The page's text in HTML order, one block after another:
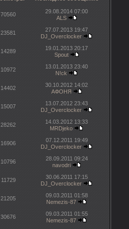
70560
29.08.2014 07:00
ALS
23581
27.07.2013 19:47
DJ_Overclocker
14289
19.01.2013 20:17
Spout
10972
13.01.2013 23:40
N!ck
14402
30.10.2012 14:02
АФОНЯ
15007
13.07.2012 23:43
DJ_Overclocker
28262
14.03.2012 13:33
MRDjeko
16906
07.12.2011 19:49
DJ_Overclocker
10796
28.09.2011 09:24
navodri
11729
30.06.2011 17:15
DJ_Overclocker
21205
09.03.2011 01:58
Nemezis-87
30676
09.03.2011 01:55
Nemezis-87